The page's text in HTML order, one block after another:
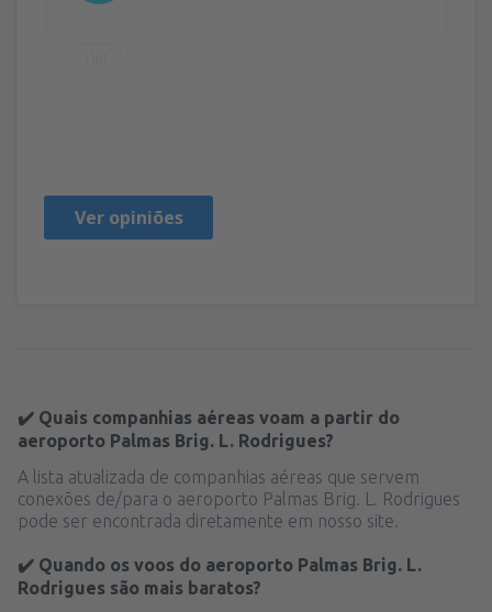
Ver opiniões
✔️ Quais companhias aéreas voam a partir do
aeroporto Palmas Brig. L. Rodrigues?
A lista atualizada de companhias aéreas que servem
conexões de/para o aeroporto Palmas Brig. L. Rodrigues
pode ser encontrada diretamente em nosso site.
✔️ Quando os voos do aeroporto Palmas Brig. L.
Rodrigues são mais baratos?